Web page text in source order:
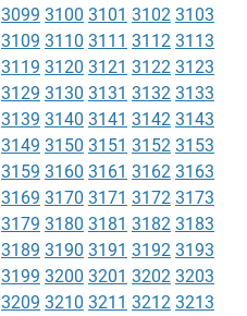
3099 3100 3101 3102 3103
3109 3110 3111 3112 3113
3119 3120 3121 3122 3123
3129 3130 3131 3132 3133
3139 3140 3141 3142 3143
3149 3150 3151 3152 3153
3159 3160 3161 3162 3163
3169 3170 3171 3172 3173
3179 3180 3181 3182 3183
3189 3190 3191 3192 3193
3199 3200 3201 3202 3203
3209 3210 3211 3212 3213